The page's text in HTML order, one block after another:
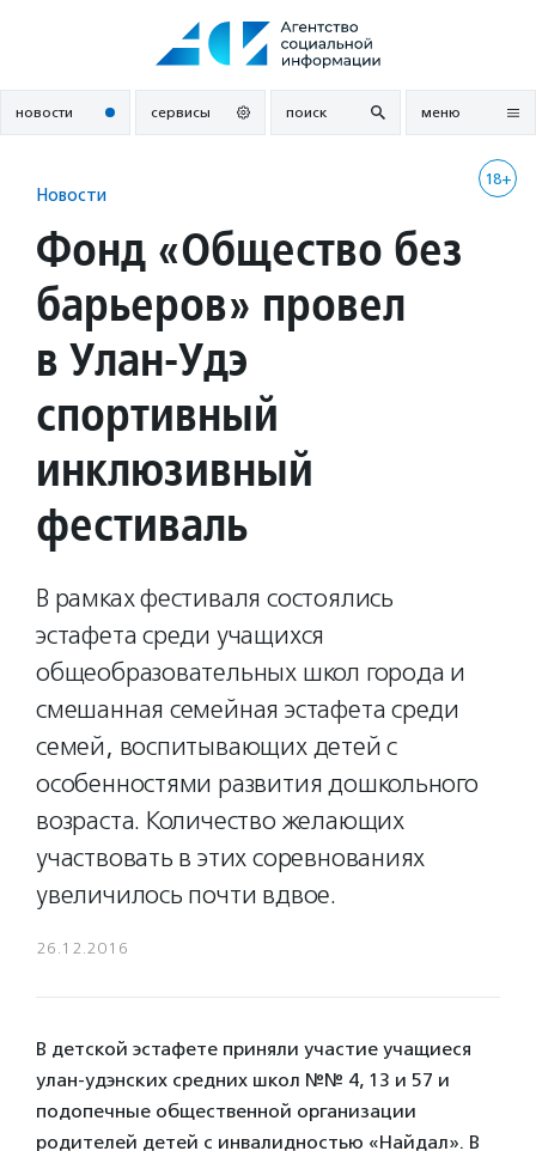
новости сервисы поиск меню
18+
Новости
Фонд «Общество без
барьеров» провел
в Улан-Удэ
спортивный
инклюзивный
фестиваль
В рамках фестиваля состоялись
эстафета среди учащихся
общеобразовательных школ города и
смешанная семейная эстафета среди
семей, воспитывающих детей с
особенностями развития дошкольного
возраста. Количество желающих
участвовать в этих соревнованиях
увеличилось почти вдвое.
26.12.2016
В детской эстафете приняли участие учащиеся
улан-удэнских средних школ №№ 4, 13 и 57 и
подопечные общественной организации
родителей детей с инвалидностью «Найдал». В